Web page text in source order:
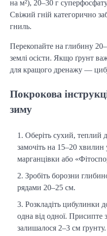
на м²), 20–30 г
Свіжий гній категорично
гниль.
Перекопайте на глибину
землі осісти. Якщо ґрунт
для кращого дренажу —
Покрокова
зиму
Оберіть сухий, теплий
замочіть на 15–20
марганцівки або
Зробіть борозни
рядами 20–25 см.
Розкладіть цибулинки
одна від одної.
залишалося 2–3 см ґрунту.